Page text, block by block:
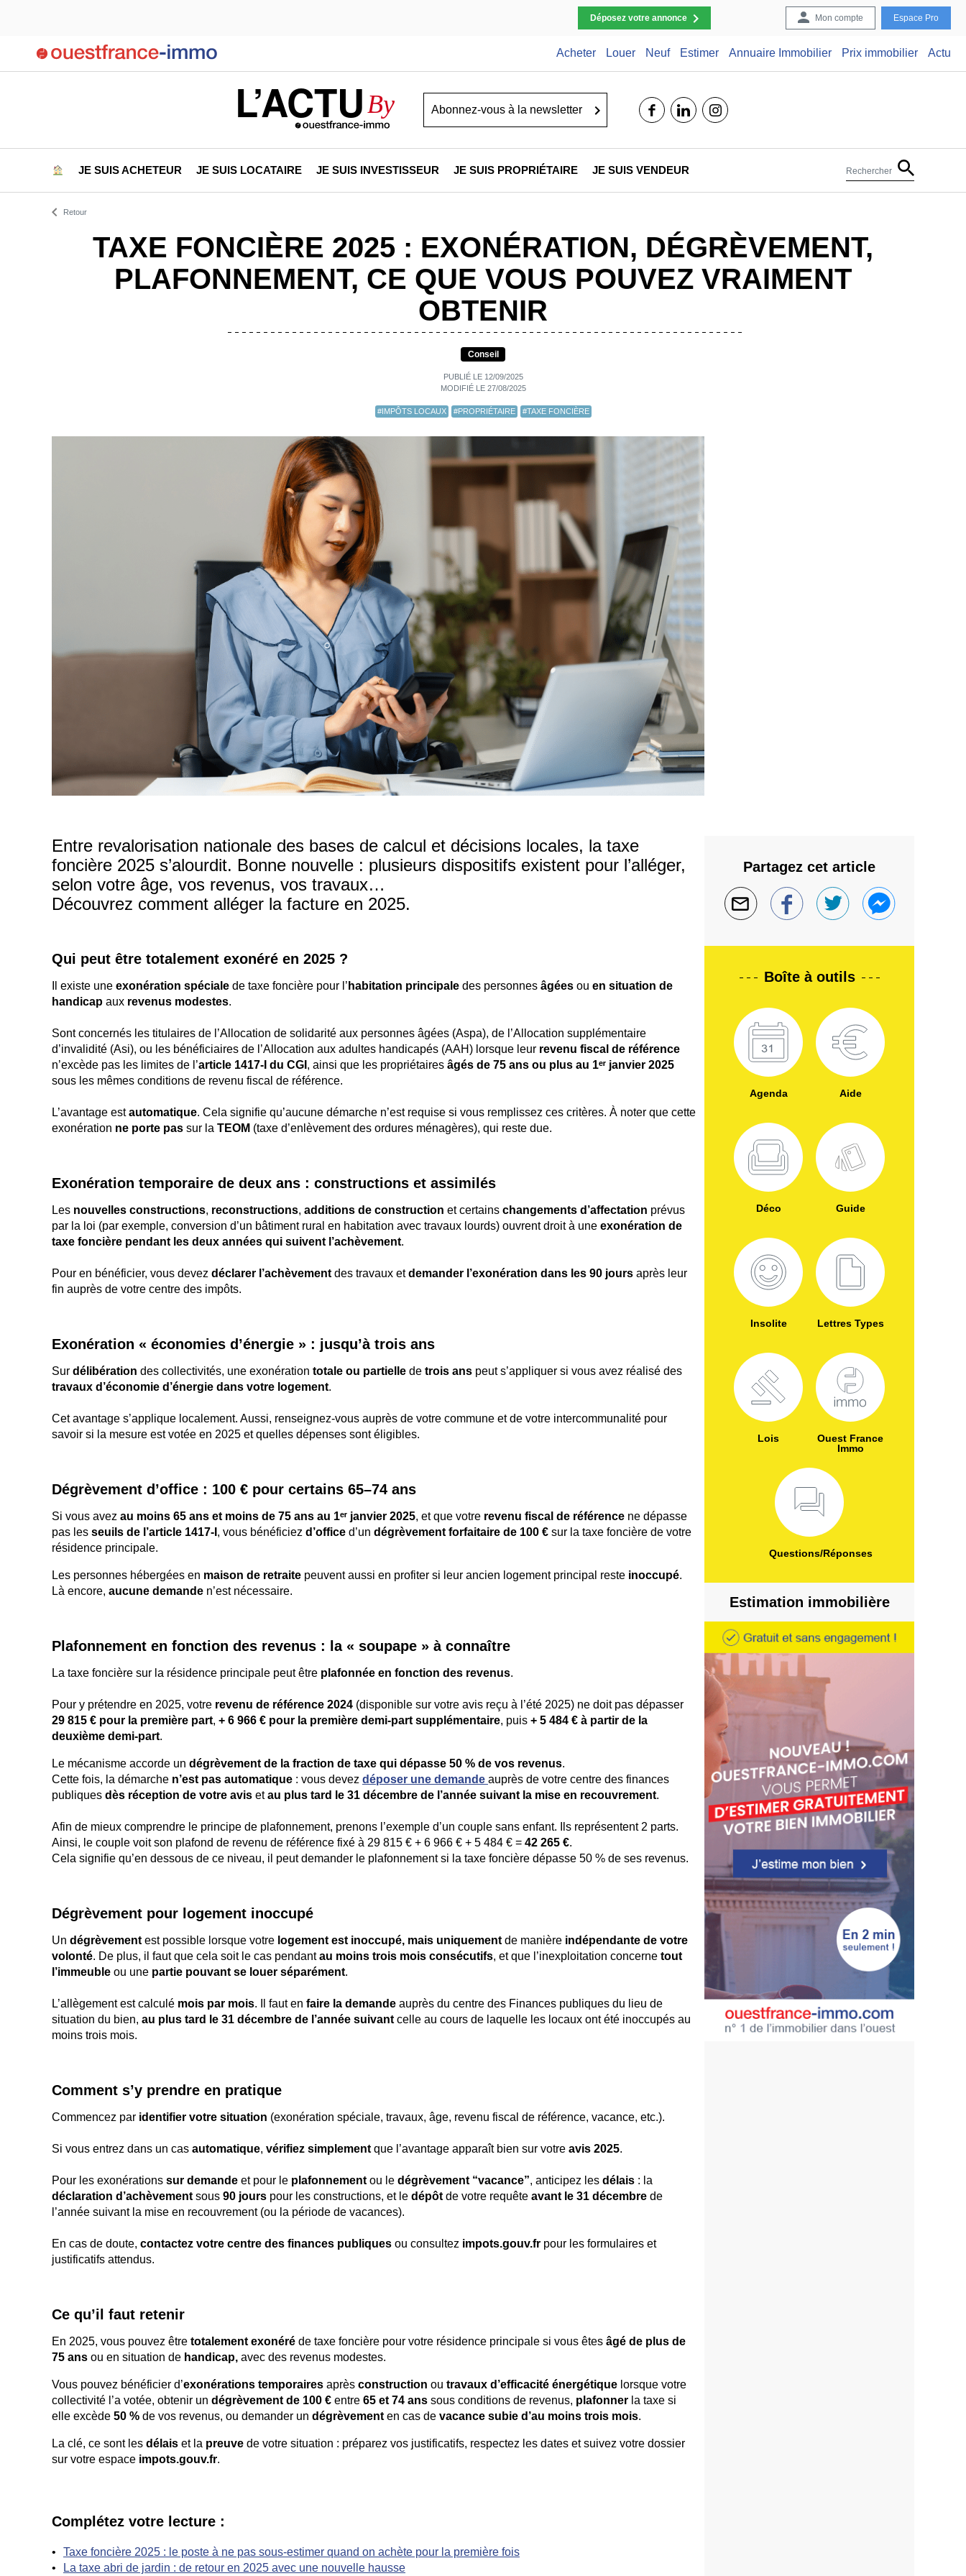
Déposez votre annonce Mon compte Espace Pro
Acheter Louer Neuf Estimer Annuaire Immobilier Prix immobilier Actu
L’ACTU By facebooklinkedin
JE SUIS ACHETEUR JE SUIS LOCATAIRE JE SUIS INVESTISSEUR JE SUIS PROPRIÉTAIRE JE SUIS VENDEUR Rechercher
Retour
TAXE FONCIÈRE 2025 : EXONÉRATION, DÉGRÈVEMENT,
PLAFONNEMENT, CE QUE VOUS POUVEZ VRAIMENT
OBTENIR
Conseil
PUBLIÉ LE 12/09/2025
MODIFIÉ LE 27/08/2025
#IMPÔTS LOCAUX #PROPRIÉTAIRE #TAXE FONCIÈRE
Entre revalorisation nationale des bases de calcul et décisions locales, la taxe
foncière 2025 s’alourdit. Bonne nouvelle : plusieurs dispositifs existent pour l’alléger,
selon votre âge, vos revenus, vos travaux…
Découvrez comment alléger la facture en 2025.
Qui peut être totalement exonéré en 2025 ?
Il existe une exonération spéciale de taxe foncière pour l’ habitation principale des personnes âgées ou en situation de
handicap aux revenus modestes.
Sont concernés les titulaires de l’Allocation de solidarité aux personnes âgées (Aspa), de l’Allocation supplémentaire
d’invalidité (Asi), ou les bénéficiaires de l’Allocation aux adultes handicapés (AAH) lorsque leur revenu fiscal de référence
n’excède pas les limites de l’article 1417-I du CGI , ainsi que les propriétaires âgés de 75 ans ou plus au 1ᵉʳ janvier 2025
sous les mêmes conditions de revenu fiscal de référence.
L’avantage estautomatique. Cela signifie qu’aucune démarche n’est requise si vous remplissez ces critères. À noter que cette
exonération ne porte pas sur la TEOM (taxe d’enlèvement des ordures ménagères), qui reste due.
Exonération temporaire de deux ans : constructions et assimilés
Les nouvelles constructions, reconstructions, additions de construction et certains changements d’affectation prévus
par la loi (par exemple, conversion d’un bâtiment rural en habitation avec travaux lourds) ouvrent droit à une exonération de
taxe foncière pendant les deux années qui suivent l’achèvement.
Pour en bénéficier, vous devez déclarer l’achèvement des travaux etdemander l’exonération dans les 90 jours après leur
fin auprès de votre centre des impôts.
Exonération « économies d’énergie » : jusqu’à trois ans
Sur délibération des collectivités, une exonération totale ou partielle de trois ans peut s’appliquer si vous avez réalisé des
travaux d’économie d’énergie dans votre logement.
Cet avantage s’applique localement. Aussi, renseignez-vous auprès de votre commune et de votre intercommunalité pour
savoir si la mesure est votée en 2025 et quelles dépenses sont éligibles.
Dégrèvement d’office : 100 € pour certains 65–74 ans
Si vous avez au moins 65 ans et moins de 75 ans au 1ᵉʳ janvier 2025, et que votre revenu fiscal de référence ne dépasse
pas les seuils de l’article 1417-I , vous bénéficiez d’office d’un dégrèvement forfaitaire de 100 € sur la taxe foncière de votre
résidence principale.
Les personnes hébergées en maison de retraite peuvent aussi en profiter si leur ancien logement principal reste inoccupé.
Là encore, aucune demande n’est nécessaire.
Plafonnement en fonction des revenus : la « soupape » à connaître
La taxe foncière sur la résidence principale peut être plafonnée en fonction des revenus.
Pour y prétendre en 2025, votre revenu de référence 2024 (disponible sur votre avis reçu à l’été 2025) ne doit pas dépasser
29 815 € pour la première part, + 6 966 € pour la première demi-part supplémentaire, puis + 5 484 € à partir de la
deuxième demi-part.
Le mécanisme accorde un dégrèvement de la fraction de taxe qui dépasse 50 % de vos revenus.
Cette fois, la démarche n’est pas automatique : vous devez déposer une demande auprès de votre centre des finances
publiques dès réception de votre avis etau plus tard le 31 décembre de l’année suivant la mise en recouvrement.
Afin de mieux comprendre le principe de plafonnement, prenons l’exemple d’un couple sans enfant. Ils représentent 2 parts.
Ainsi, le couple voit son plafond de revenu de référence fixé à 29 815 € + 6 966 € + 5 484 € = 42 265 €.
Cela signifie qu’en dessous de ce niveau, il peut demander le plafonnement si la taxe foncière dépasse 50 % de ses revenus.
Dégrèvement pour logement inoccupé
Un dégrèvement est possible lorsque votre logement est inoccupé, mais uniquement de manière indépendante de votre
volonté. De plus, il faut que cela soit le cas pendantau moins trois mois consécutifs, et que l’inexploitation concerne tout
l’immeuble ou une partie pouvant se louer séparément.
L’allègement est calculé mois par mois. Il faut en faire la demande auprès du centre des Finances publiques du lieu de
situation du bien, au plus tard le 31 décembre de l’année suivant celle au cours de laquelle les locaux ont été inoccupés au
moins trois mois.
Comment s’y prendre en pratique
Commencez par identifier votre situation (exonération spéciale, travaux, âge, revenu fiscal de référence, vacance, etc.).
Si vous entrez dans un cas automatique, vérifiez simplement que l’avantage apparaît bien sur votre avis 2025.
Pour les exonérations sur demande et pour le plafonnement ou le dégrèvement “vacance”, anticipez les délais : la
déclaration d’achèvement sous 90 jours pour les constructions, et le dépôt de votre requête avant le 31 décembre de
l’année suivant la mise en recouvrement (ou la période de vacances).
En cas de doute, contactez votre centre des finances publiques ou consultez impots.gouv.fr pour les formulaires et
justificatifs attendus.
Ce qu’il faut retenir
En 2025, vous pouvez être totalement exonéré de taxe foncière pour votre résidence principale si vous êtes âgé de plus de
75 ans ou en situation de handicap, avec des revenus modestes.
Vous pouvez bénéficier d’exonérations temporaires après construction ou travaux d’efficacité énergétique lorsque votre
collectivité l’a votée, obtenir un dégrèvement de 100 € entre 65 et 74 ans sous conditions de revenus, plafonner la taxe si
elle excède 50 % de vos revenus, ou demander un dégrèvement en cas de vacance subie d’au moins trois mois.
La clé, ce sont les délais et la preuve de votre situation : préparez vos justificatifs, respectez les dates et suivez votre dossier
sur votre espace impots.gouv.fr.
Complétez votre lecture :
Taxe foncière 2025 : le poste à ne pas sous-estimer quand on achète pour la première fois
La taxe abri de jardin : de retour en 2025 avec une nouvelle hausse
Partagez cet article
Boîte à outils
Agenda Aide
Déco Guide
Insolite Lettres Types
Lois
Ouest France
Immo
Questions/Réponses
Estimation immobilière